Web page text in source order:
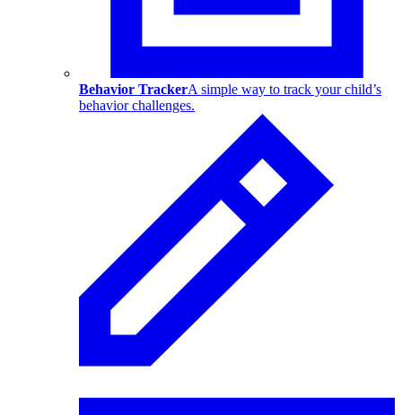
Behavior TrackerA simple way to track your child’s
behavior challenges.